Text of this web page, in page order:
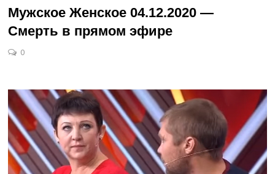
Мужское Женское 04.12.2020 —
Смерть в прямом эфире
0